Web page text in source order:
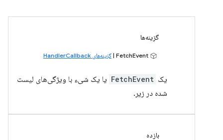
گزینه‌ها
گزینه‌های HandlerCallback
یک FetchEvent یا یک شیء با ویژگی‌های لیست
شده در زیر.
بازده